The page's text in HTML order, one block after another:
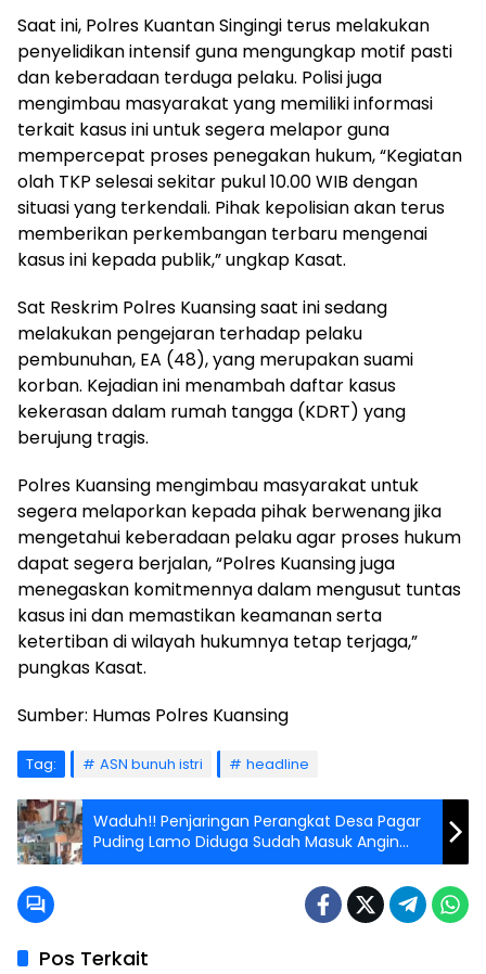
Saat ini, Polres Kuantan Singingi terus melakukan
penyelidikan intensif guna mengungkap motif pasti
dan keberadaan terduga pelaku. Polisi juga
mengimbau masyarakat yang memiliki informasi
terkait kasus ini untuk segera melapor guna
mempercepat proses penegakan hukum, “Kegiatan
olah TKP selesai sekitar pukul 10.00 WIB dengan
situasi yang terkendali. Pihak kepolisian akan terus
memberikan perkembangan terbaru mengenai
kasus ini kepada publik,” ungkap Kasat.
Sat Reskrim Polres Kuansing saat ini sedang
melakukan pengejaran terhadap pelaku
pembunuhan, EA (48), yang merupakan suami
korban. Kejadian ini menambah daftar kasus
kekerasan dalam rumah tangga (KDRT) yang
berujung tragis.
Polres Kuansing mengimbau masyarakat untuk
segera melaporkan kepada pihak berwenang jika
mengetahui keberadaan pelaku agar proses hukum
dapat segera berjalan, “Polres Kuansing juga
menegaskan komitmennya dalam mengusut tuntas
kasus ini dan memastikan keamanan serta
ketertiban di wilayah hukumnya tetap terjaga,”
pungkas Kasat.
Sumber: Humas Polres Kuansing
Tag: ASN bunuh istri headline
Waduh!! Penjaringan Perangkat Desa Pagar
Puding Lamo Diduga Sudah Masuk Angin
Topan
Pos Terkait